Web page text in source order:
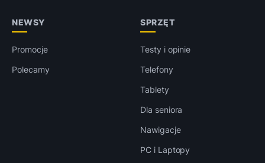
NEWSY
Promocje
Polecamy
SPRZĘT
Testy i opinie
Telefony
Tablety
Dla seniora
Nawigacje
PC i Laptopy